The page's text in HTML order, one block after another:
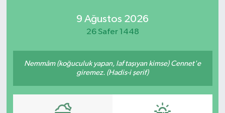
9 Ağustos 2026
26 Safer 1448
Nemmâm (koğuculuk yapan, laf taşıyan kimse) Cennet'e
giremez. (Hadis-i şerif)